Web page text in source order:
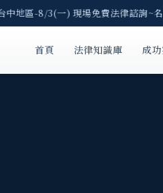
-8/3(一) 現場免費法律諮詢~名
首頁 法律知識庫 成